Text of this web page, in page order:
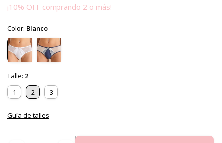
¡10% OFF comprando 2 o más!
Color: Blanco
Talle: 2
1
2 3
Guía de talles